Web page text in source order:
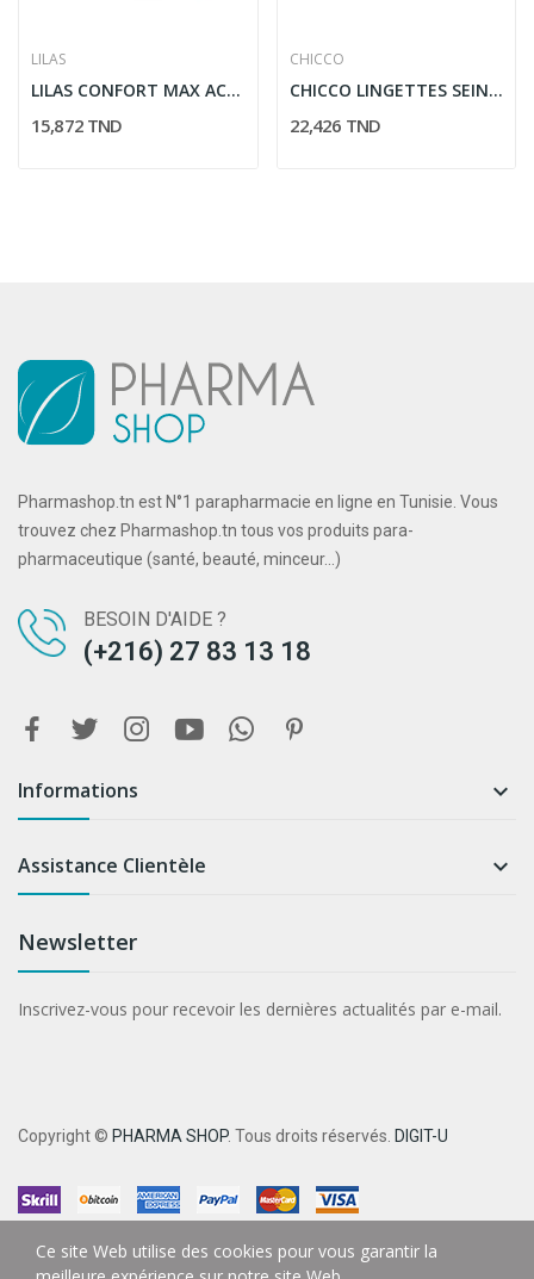
LILAS
LILAS CONFORT MAX ACTIF COUCHE BB 2-4 KG 20 PIECES
15,872 TND
CHICCO
CHICCO LINGETTES SEINS 72 PIECES
22,426 TND
Pharmashop.tn est N°1 parapharmacie en ligne en Tunisie. Vous
trouvez chez Pharmashop.tn tous vos produits para-
pharmaceutique (santé, beauté, minceur...)
BESOIN D'AIDE ?
(+216) 27 83 13 18
Informations 
Assistance Clientèle 
Newsletter
Inscrivez-vous pour recevoir les dernières actualités par e-mail.
Copyright © PHARMA SHOP. Tous droits réservés. DIGIT-U
Ce site Web utilise des cookies pour vous garantir la